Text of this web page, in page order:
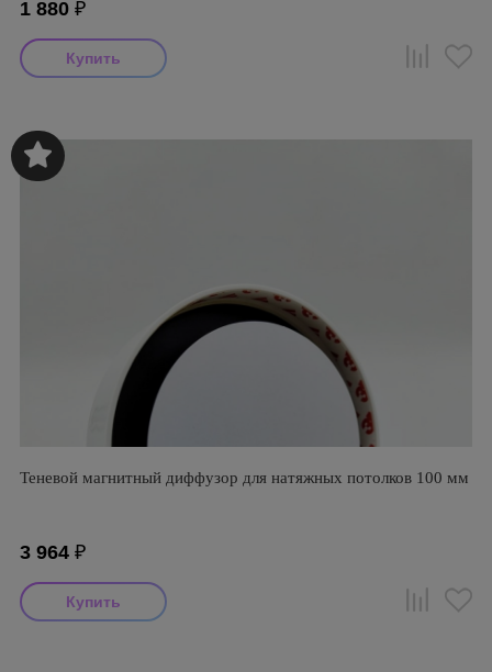
1 880 ₽
Теневой магнитный диффузор для натяжных потолков 100 мм
3 964 ₽